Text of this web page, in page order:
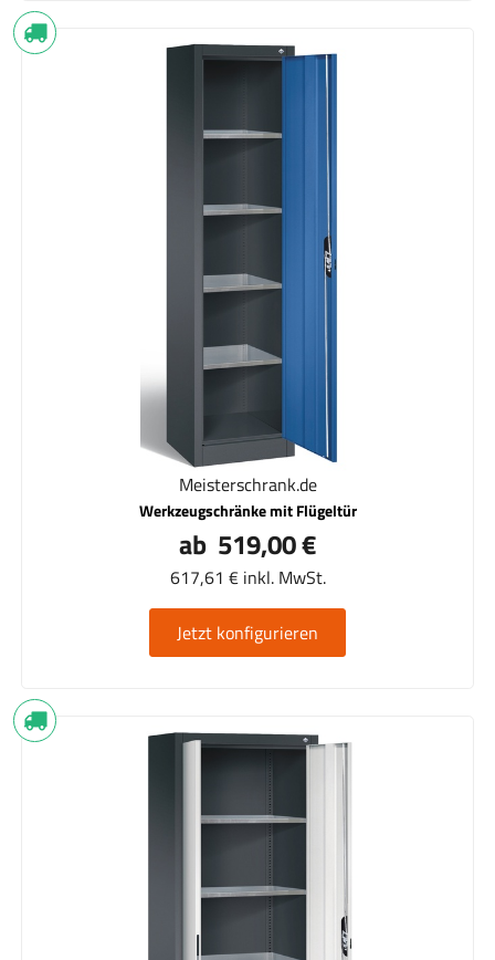
Meisterschrank.de
Werkzeugschränke mit Flügeltür
ab 519,00 €
617,61 € inkl. MwSt.
Jetzt konfigurieren